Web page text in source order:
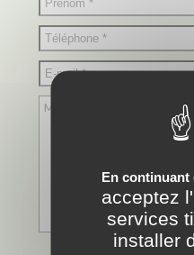
En continuant
acceptez
services
installer